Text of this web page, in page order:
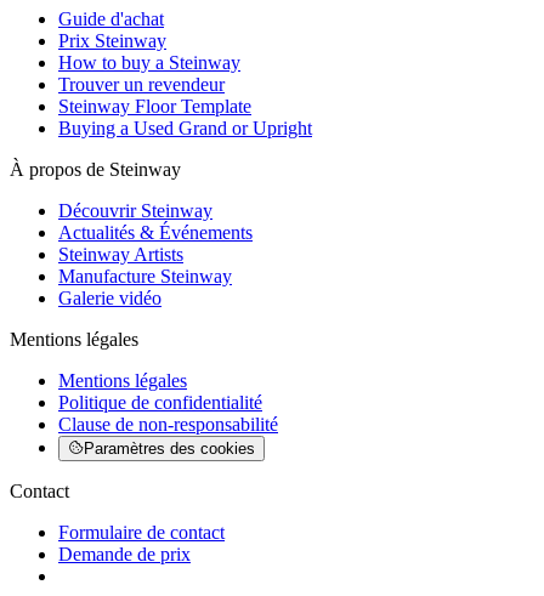
Guide d'achat
Prix Steinway
How to buy a Steinway
Trouver un revendeur
Steinway Floor Template
Buying a Used Grand or Upright
À propos de Steinway
Découvrir Steinway
Actualités & Événements
Steinway Artists
Manufacture Steinway
Galerie vidéo
Mentions légales
Mentions légales
Politique de confidentialité
Clause de non-responsabilité
Paramètres des cookies
Contact
Formulaire de contact
Demande de prix